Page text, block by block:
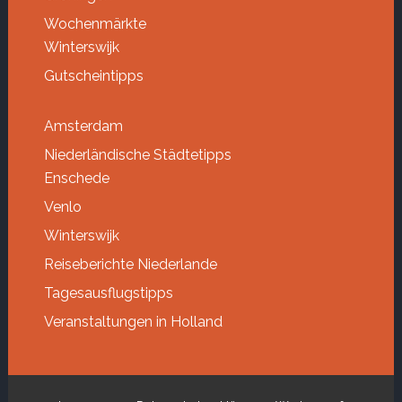
Wochenmärkte
Winterswijk
Gutscheintipps
Amsterdam
Niederländische Städtetipps
Enschede
Venlo
Winterswijk
Reiseberichte Niederlande
Tagesausflugstipps
Veranstaltungen in Holland